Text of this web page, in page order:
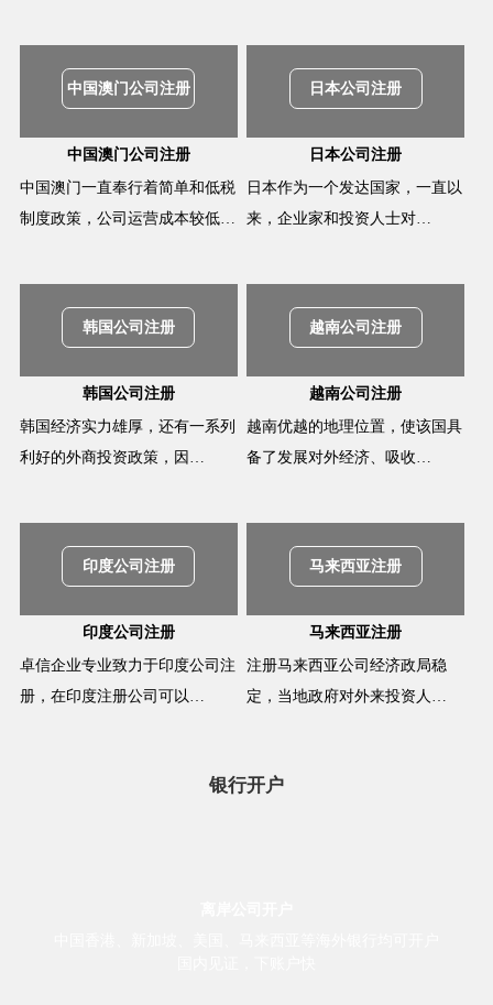
中国澳门公司注册
中国澳门公司注册
中国澳门一直奉行着简单和低税
制度政策，公司运营成本较低…
日本公司注册
日本公司注册
日本作为一个发达国家，一直以
来，企业家和投资人士对…
韩国公司注册
韩国公司注册
韩国经济实力雄厚，还有一系列
利好的外商投资政策，因…
越南公司注册
越南公司注册
越南优越的地理位置，使该国具
备了发展对外经济、吸收…
印度公司注册
印度公司注册
卓信企业专业致力于印度公司注
册，在印度注册公司可以…
马来西亚注册
马来西亚注册
注册马来西亚公司经济政局稳
定，当地政府对外来投资人…
银行开户